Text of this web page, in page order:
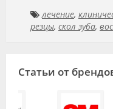
лечение,
резцы, скол зуба,
Статьи от